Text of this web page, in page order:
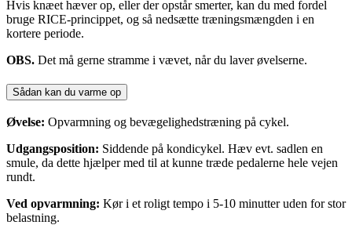
Hvis knæet hæver op, eller der opstår smerter, kan du med fordel
bruge RICE-princippet, og så nedsætte træningsmængden i en
kortere periode.
OBS. Det må gerne stramme i vævet, når du laver øvelserne.
Sådan kan du varme op
Øvelse: Opvarmning og bevægelighedstræning på cykel.
Udgangsposition: Siddende på kondicykel. Hæv evt. sadlen en
smule, da dette hjælper med til at kunne træde pedalerne hele vejen
rundt.
Ved opvarmning: Kør i et roligt tempo i 5-10 minutter uden for stor
belastning.